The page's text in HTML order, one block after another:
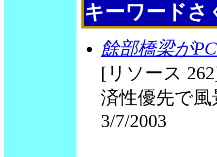
キーワードさ
餘部橋梁が
[リソース
済性優先で風
3/7/2003